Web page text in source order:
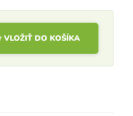
VLOŽIŤ DO KOŠÍKA